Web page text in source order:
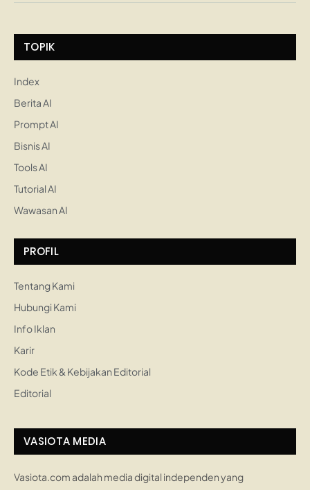
TOPIK
Index
Berita AI
Prompt AI
Bisnis AI
Tools AI
Tutorial AI
Wawasan AI
PROFIL
Tentang Kami
Hubungi Kami
Info Iklan
Karir
Kode Etik & Kebijakan Editorial
Editorial
VASIOTA MEDIA
Vasiota.com adalah media digital independen yang